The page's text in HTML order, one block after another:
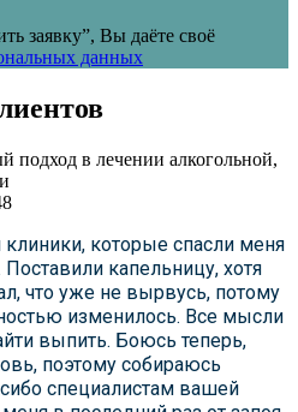
заявку”, Вы даёте своё
данных
подход в лечении алкогольной,
которые спасли меня
капельницу, хотя
что уже не вырвусь, потому
изменилось. Все мысли
выпить. Боюсь теперь,
поэтому собираюсь
специалистам вашей